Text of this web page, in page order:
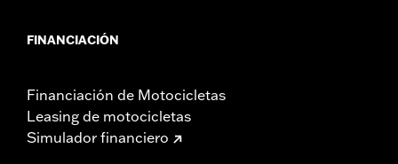
FINANCIACIÓN
Financiación de Motocicletas
Leasing de motocicletas
Simulador financiero